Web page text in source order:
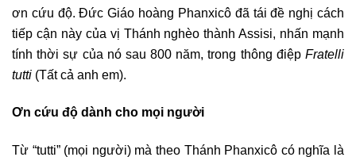
ơn cứu độ. Đức Giáo hoàng Phanxicô đã tái đề nghị cách
tiếp cận này của vị Thánh nghèo thành Assisi, nhấn mạnh
tính thời sự của nó sau 800 năm, trong thông điệp Fratelli
tutti (Tất cả anh em).
Ơn cứu độ dành cho mọi người
Từ “tutti” (mọi người) mà theo Thánh Phanxicô có nghĩa là